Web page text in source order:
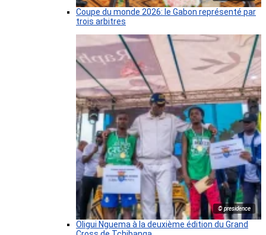
Coupe du monde 2026: le Gabon représenté par
trois arbitres
© presidence
Oligui Nguema à la deuxième édition du Grand